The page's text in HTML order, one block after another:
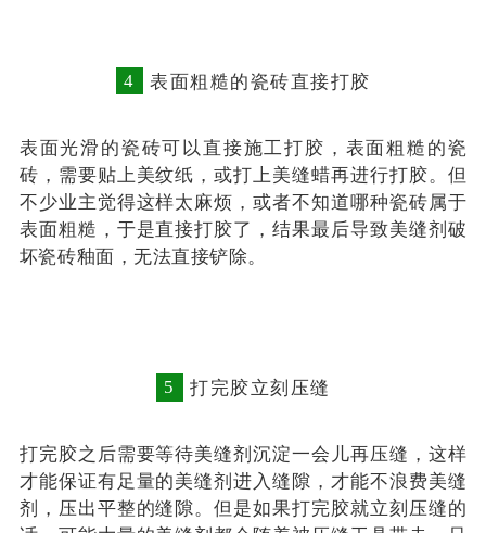
4 表面粗糙的瓷砖直接打胶
表面光滑的瓷砖可以直接施工打胶，表面粗糙的瓷
砖，需要贴上美纹纸，或打上美缝蜡再进行打胶。但
不少业主觉得这样太麻烦，或者不知道哪种瓷砖属于
表面粗糙，于是直接打胶了，结果最后导致美缝剂破
坏瓷砖釉面，无法直接铲除。
5 打完胶立刻压缝
打完胶之后需要等待美缝剂沉淀一会儿再压缝，这样
才能保证有足量的美缝剂进入缝隙，才能不浪费美缝
剂，压出平整的缝隙。但是如果打完胶就立刻压缝的